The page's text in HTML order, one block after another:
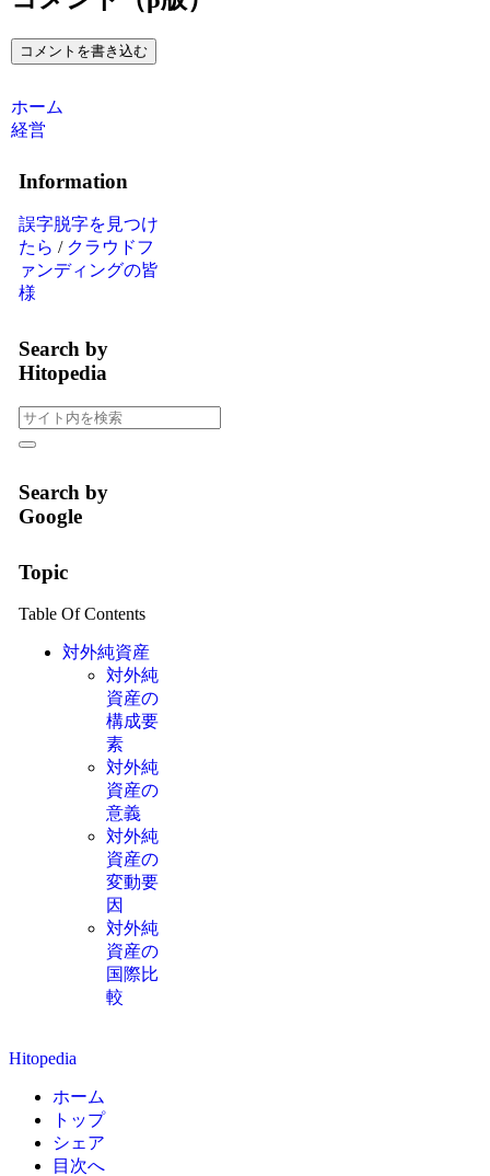
コメントを書き込む
ホーム
経営
Information
誤字脱字を見つけ
たら / クラウドフ
ァンディングの皆
様
Search by
Hitopedia
Search by
Google
Topic
Table Of Contents
対外純資産
対外純
資産の
構成要
素
対外純
資産の
意義
対外純
資産の
変動要
因
対外純
資産の
国際比
較
Hitopedia
ホーム
トップ
シェア
目次へ